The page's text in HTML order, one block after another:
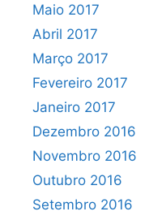
Maio 2017
Abril 2017
Março 2017
Fevereiro 2017
Janeiro 2017
Dezembro 2016
Novembro 2016
Outubro 2016
Setembro 2016